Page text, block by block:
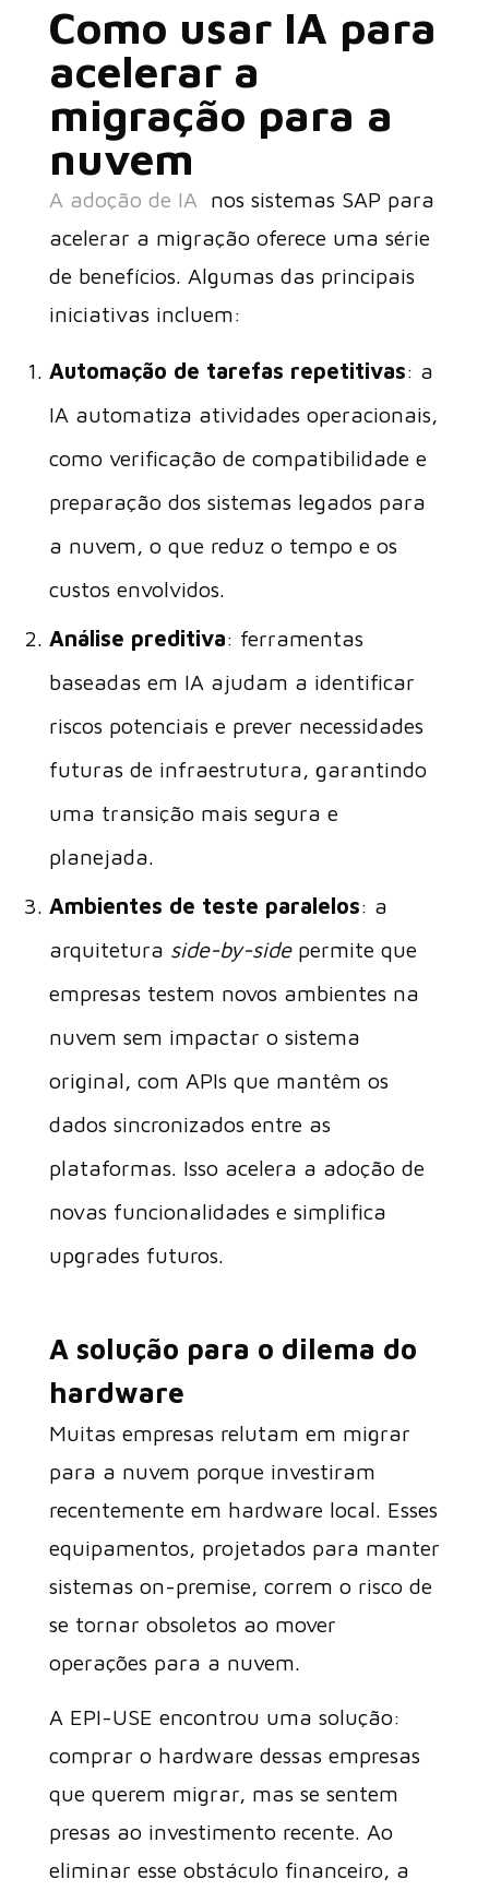
Como usar IA para
acelerar a
migração para a
nuvem
A adoção de IA
nos sistemas SAP para
acelerar a migração oferece uma série
de benefícios. Algumas das principais
iniciativas incluem:
Automação de tarefas repetitivas: a
IA automatiza atividades operacionais,
como verificação de compatibilidade e
preparação dos sistemas legados para
a nuvem, o que reduz o tempo e os
custos envolvidos.
Análise preditiva: ferramentas
baseadas em IA ajudam a identificar
riscos potenciais e prever necessidades
futuras de infraestrutura, garantindo
uma transição mais segura e
planejada.
Ambientes de teste paralelos: a
arquitetura side-by-sidepermite que
empresas testem novos ambientes na
nuvem sem impactar o sistema
original, com APIs que mantêm os
dados sincronizados entre as
plataformas. Isso acelera a adoção de
novas funcionalidades e simplifica
upgrades futuros.
A solução para o dilema do
hardware
Muitas empresas relutam em migrar
para a nuvem porque investiram
recentemente em hardware local. Esses
equipamentos, projetados para manter
sistemas on-premise, correm o risco de
se tornar obsoletos ao mover
operações para a nuvem.
A EPI-USE encontrou uma solução:
comprar o hardware dessas empresas
que querem migrar, mas se sentem
presas ao investimento recente. Ao
eliminar esse obstáculo financeiro, a